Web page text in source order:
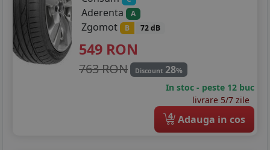
Aderenta A
Zgomot B 72 dB
549 RON
763 RON Discount 28%
In stoc - peste 12 buc
livrare 5/7 zile
4 Adauga in cos